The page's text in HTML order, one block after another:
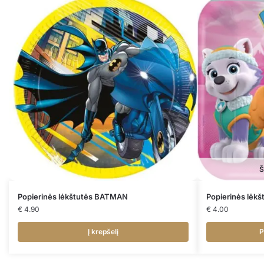
Popierinės lėkštutės BATMAN
€ 4.90
Į krepšelį
Popierinės
€ 4.00